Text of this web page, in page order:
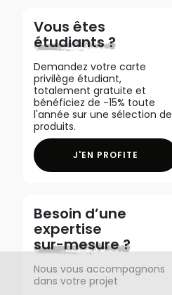
Vous êtes
étudiants ?
Demandez votre carte
privilège étudiant,
totalement gratuite et
bénéficiez de -15% toute
l'année sur une sélection de
produits.
J'EN PROFITE
Besoin d’une
expertise
sur-mesure ?
Nous vous accompagnons
dans votre projet